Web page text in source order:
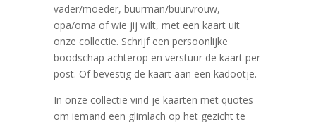
vader/moeder, buurman/buurvrouw,
opa/oma of wie jij wilt, met een kaart uit
onze collectie. Schrijf een persoonlijke
boodschap achterop en verstuur de kaart per
post. Of bevestig de kaart aan een kadootje.
In onze collectie vind je kaarten met quotes
om iemand een glimlach op het gezicht te